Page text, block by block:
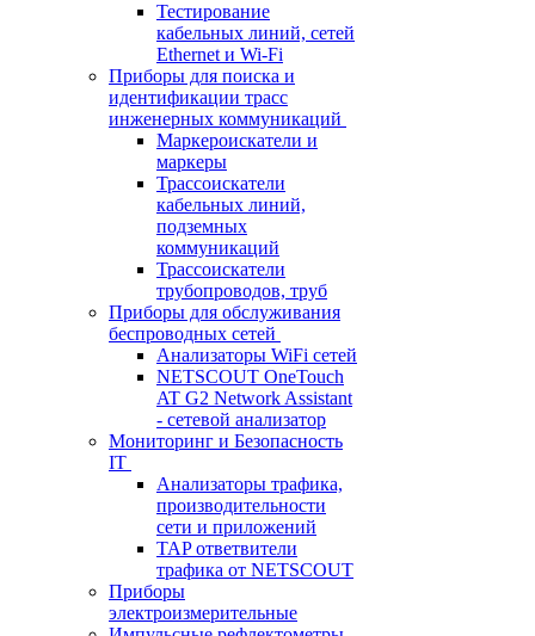
Тестирование
кабельных линий, сетей
Ethernet и Wi-Fi
Приборы для поиска и
идентификации трасс
инженерных коммуникаций
Маркероискатели и
маркеры
Трассоискатели
кабельных линий,
подземных
коммуникаций
Трассоискатели
трубопроводов, труб
Приборы для обслуживания
беспроводных сетей
Анализаторы WiFi сетей
NETSCOUT OneTouch
AT G2 Network Assistant
- сетевой анализатор
Мониторинг и Безопасность
IT
Анализаторы трафика,
производительности
сети и приложений
TAP ответвители
трафика от NETSCOUT
Приборы
электроизмерительные